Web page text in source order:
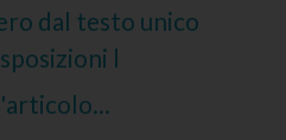
dal testo unico
l